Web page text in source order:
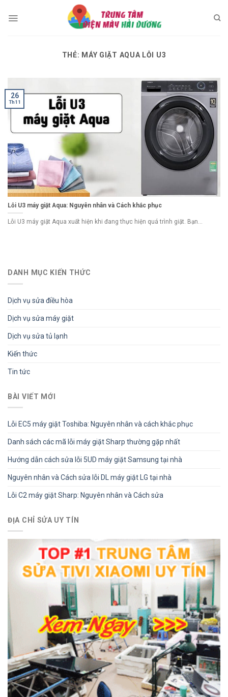
THẺ: MÁY GIẶT AQUA LỖI U3
Lỗi U3 máy giặt Aqua: Nguyên nhân và Cách khắc phục
Lỗi U3 máy giặt Aqua xuất hiện khi đang thực hiện quá trình giặt. Bạn...
26
Th11
DANH MỤC KIẾN THỨC
Dịch vụ sửa điều hòa
Dịch vụ sửa máy giặt
Dịch vụ sửa tủ lạnh
Kiến thức
Tin tức
BÀI VIẾT MỚI
Lỗi EC5 máy giặt Toshiba: Nguyên nhân và cách khắc phục
Danh sách các mã lỗi máy giặt Sharp thường gặp nhất
Hướng dẫn cách sửa lỗi 5UD máy giặt Samsung tại nhà
Nguyên nhân và Cách sửa lỗi DL máy giặt LG tại nhà
Lỗi C2 máy giặt Sharp: Nguyên nhân và Cách sửa
ĐỊA CHỈ SỬA UY TÍN